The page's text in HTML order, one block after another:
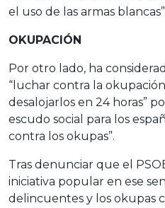
el uso de las armas
OKUPACIÓN
Por otro lado, ha
“luchar contra la
desalojarlos en 24 horas”
escudo social para los
contra los okupas”.
Tras denunciar que el
iniciativa popular en ese
delincuentes y los okupas